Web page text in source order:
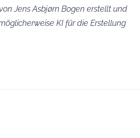
Jens Asbjørn Bogen erstellt und
KI für die Erstellung